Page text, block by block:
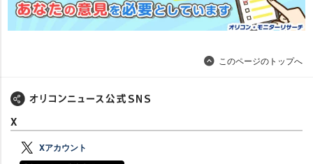
このページのトップへ
X
Xアカウント